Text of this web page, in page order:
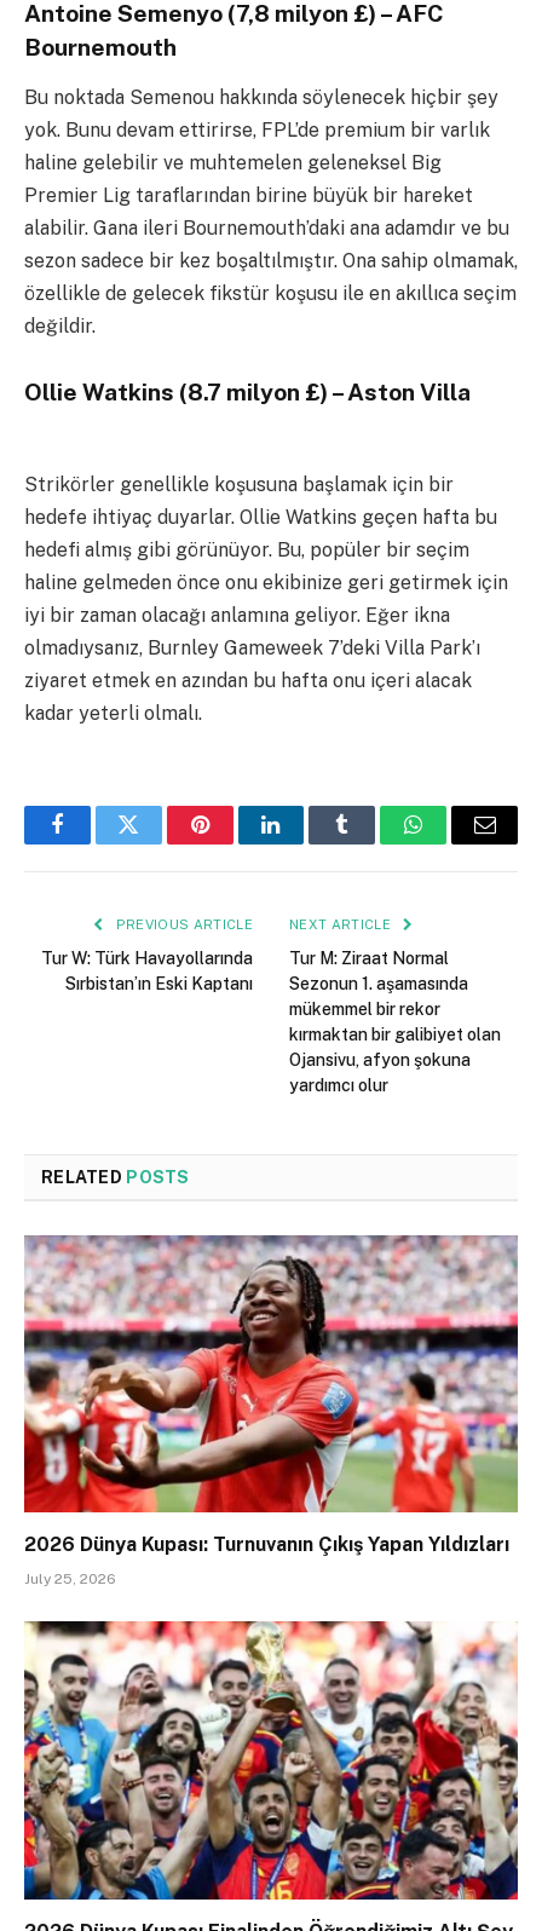
Antoine Semenyo (7,8 milyon £) – AFC
Bournemouth
Bu noktada Semenou hakkında söylenecek hiçbir şey
yok. Bunu devam ettirirse, FPL’de premium bir varlık
haline gelebilir ve muhtemelen geleneksel Big
Premier Lig taraflarından birine büyük bir hareket
alabilir. Gana ileri Bournemouth’daki ana adamdır ve bu
sezon sadece bir kez boşaltılmıştır. Ona sahip olmamak,
özellikle de gelecek fikstür koşusu ile en akıllıca seçim
değildir.
Ollie Watkins (8.7 milyon £) – Aston Villa
Strikörler genellikle koşusuna başlamak için bir
hedefe ihtiyaç duyarlar. Ollie Watkins geçen hafta bu
hedefi almış gibi görünüyor. Bu, popüler bir seçim
haline gelmeden önce onu ekibinize geri getirmek için
iyi bir zaman olacağı anlamına geliyor. Eğer ikna
olmadıysanız, Burnley Gameweek 7’deki Villa Park’ı
ziyaret etmek en azından bu hafta onu içeri alacak
kadar yeterli olmalı.
FacebookTwitter PinterestLinkedInTumblr WhatsAppEmail
PREVIOUS ARTICLE
Tur W: Türk Havayollarında
Sırbistan’ın Eski Kaptanı
NEXT ARTICLE
Tur M: Ziraat Normal
Sezonun 1. aşamasında
mükemmel bir rekor
kırmaktan bir galibiyet olan
Ojansivu, afyon şokuna
yardımcı olur
RELATED POSTS
2026 Dünya Kupası: Turnuvanın Çıkış Yapan Yıldızları
July 25, 2026